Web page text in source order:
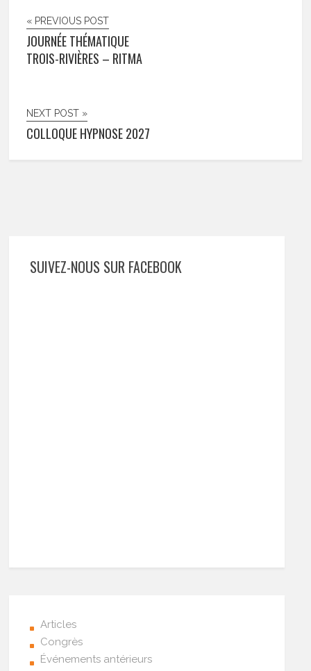
« PREVIOUS POST
JOURNÉE THÉMATIQUE
TROIS-RIVIÈRES – RITMA
NEXT POST »
COLLOQUE HYPNOSE 2027
SUIVEZ-NOUS SUR FACEBOOK
Articles
Congrès
Événements antérieurs